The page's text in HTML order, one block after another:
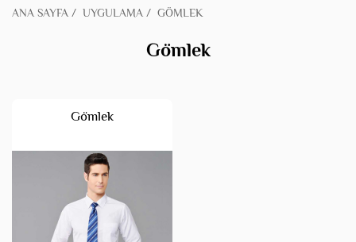
ANA SAYFA / UYGULAMA / GÖMLEK
Gömlek
Gömlek